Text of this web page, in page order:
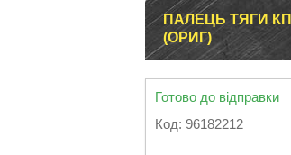
ПАЛЕЦЬ ТЯГИ
(ОРИГ)
Готово до відправки
Код: 96182212